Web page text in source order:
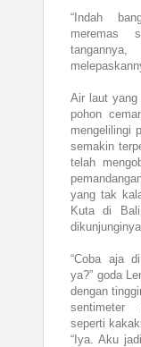
“Indah
meremas
Air laut yang
pohon
mengelilingi
semakin
telah
yang tak
Kuta di
“Coba aja
ya?” goda
dengan
seperti
“Iya. Aku